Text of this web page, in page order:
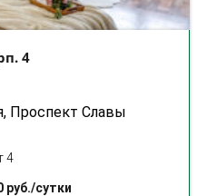
4
Проспект Славы
4
руб./сутки